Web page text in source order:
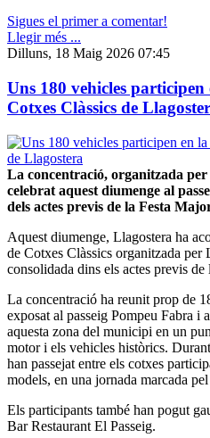
Sigues el primer a comentar!
Llegir més ...
Dilluns, 18 Maig 2026 07:45
Uns 180 vehicles
Cotxes Clàssics de
La concentració, organitzada per
celebrat aquest diumenge al
dels actes previs de la Festa
Aquest diumenge, Llagostera ha
de Cotxes Clàssics organitzada per
consolidada dins els actes previs
La concentració ha reunit prop de
exposat al passeig Pompeu Fabra i
aquesta zona del municipi en un
motor i els vehicles històrics.
han passejat entre els cotxes
models, en una jornada marcada
Els participants també han pogut
Bar Restaurant El Passeig.